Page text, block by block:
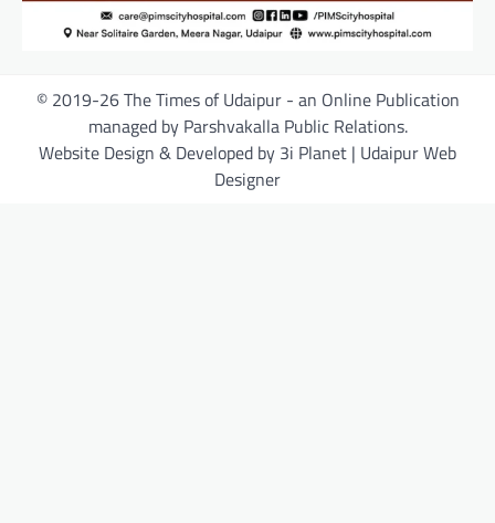
© 2019-26 The Times of Udaipur - an Online Publication
managed by Parshvakalla Public Relations.
Website Design & Developed by 3i Planet | Udaipur Web
Designer